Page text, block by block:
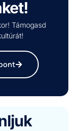
Támogasd